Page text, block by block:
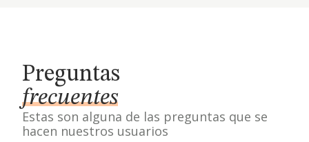
Preguntas
frecuentes
Estas son alguna de las preguntas que se
hacen nuestros usuarios